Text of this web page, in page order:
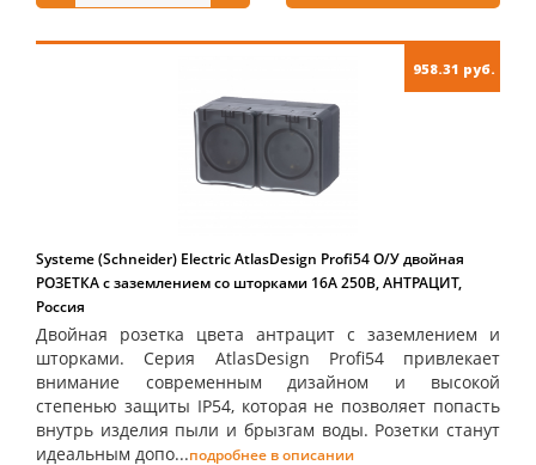
958.31 руб.
Systeme (Schneider) Electric AtlasDesign Profi54 O/У двойная
РОЗЕТКА с заземлением со шторками 16А 250B, АНТРАЦИТ,
Россия
Двойная розетка цвета антрацит с заземлением и
шторками. Серия AtlasDesign Profi54 привлекает
внимание современным дизайном и высокой
степенью защиты IP54, которая не позволяет попасть
внутрь изделия пыли и брызгам воды. Розетки станут
идеальным допо...подробнее в описании